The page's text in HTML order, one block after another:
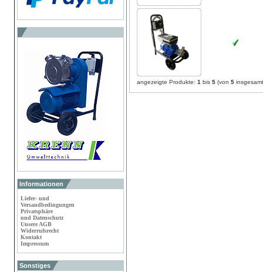
Informationen
Liefer- und
Versandbedingungen
Privatsphäre
und Datenschutz
Unsere AGB
Widerrufsrecht
Kontakt
Impressum
Sonstiges
angezeigte Produkte: 1 bis 5 (von 5